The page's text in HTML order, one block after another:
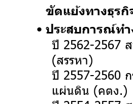
ขัดแย้งทางธุรกิ
ประสบการณ์ทำ
ปี 2562-2567
(สรรหา)
ปี 2557-2560 ก
แผ่นดิน (คตง.)